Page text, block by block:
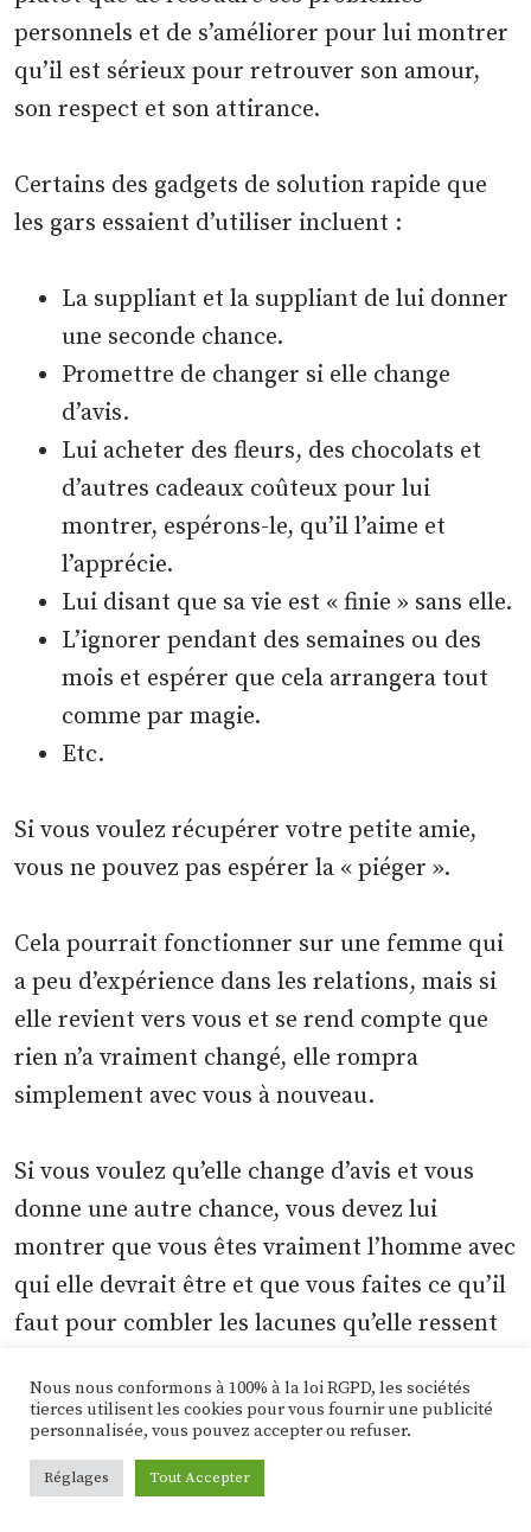
personnels et de s’améliorer pour lui montrer
qu’il est sérieux pour retrouver son amour,
son respect et son attirance.
Certains des gadgets de solution rapide que
les gars essaient d’utiliser incluent :
La suppliant et la suppliant de lui donner
une seconde chance.
Promettre de changer si elle change
d’avis.
Lui acheter des fleurs, des chocolats et
d’autres cadeaux coûteux pour lui
montrer, espérons-le, qu’il l’aime et
l’apprécie.
Lui disant que sa vie est « finie » sans elle.
L’ignorer pendant des semaines ou des
mois et espérer que cela arrangera tout
comme par magie.
Etc.
Si vous voulez récupérer votre petite amie,
vous ne pouvez pas espérer la « piéger ».
Cela pourrait fonctionner sur une femme qui
a peu d’expérience dans les relations, mais si
elle revient vers vous et se rend compte que
rien n’a vraiment changé, elle rompra
simplement avec vous à nouveau.
Si vous voulez qu’elle change d’avis et vous
donne une autre chance, vous devez lui
montrer que vous êtes vraiment l’homme avec
qui elle devrait être et que vous faites ce qu’il
faut pour combler les lacunes qu’elle ressent
À partir de là, vous devez l’amener à vous
pardonner, à oublier les erreurs que vous avez
Nous nous conformons à 100% à la loi RGPD, les sociétés
tierces utilisent les cookies pour vous fournir une publicité
personnalisée, vous pouvez accepter ou refuser.
Réglages Tout Accepter